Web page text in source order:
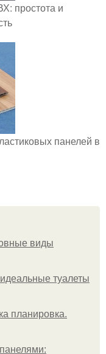
простота и
панелей в
виды
туалеты
планировка.